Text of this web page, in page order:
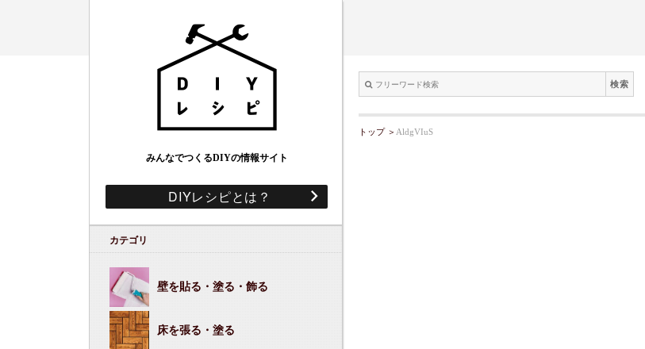
みんなでつくるDIYの情報サイト
DIYレシピとは？
カテゴリ
壁を貼る・塗る・飾る
床を張る・塗る
検索
トップ＞ AldgVIuS